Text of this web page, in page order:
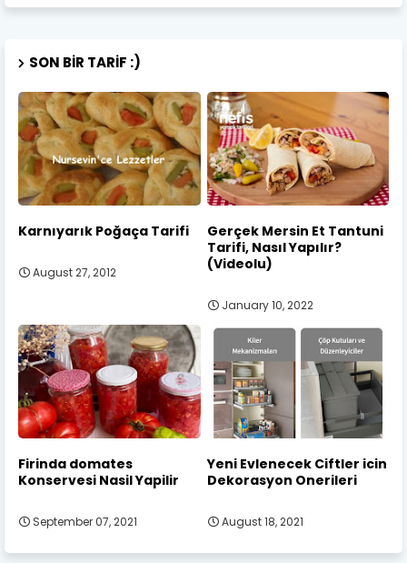
SON BIR TARIF :)
Karnıyarık Poğaça Tarifi
August 27, 2012
Gerçek Mersin Et Tantuni
Tarifi, Nasıl Yapılır?
(Videolu)
January 10, 2022
Firinda domates
Konservesi Nasil Yapilir
September 07, 2021
Yeni Evlenecek Ciftler icin
Dekorasyon Onerileri
August 18, 2021